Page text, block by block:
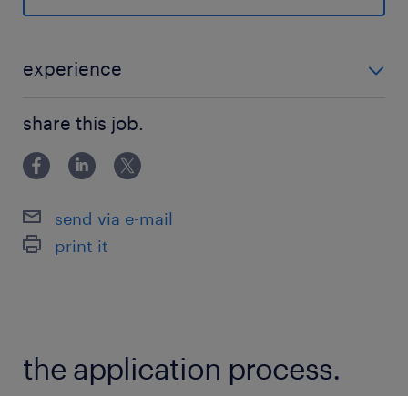
ご登録時の状況に合わせて様々な求人をご紹介い
詳しい職場環境については、面談時（お仕事のご
紹介時）にお伝えします！
信越本／長岡駅（車12分）
experience
務など、ご経験に応じたお仕事のご紹介が可能です！
◆ 「まずは登録だけ」という方も大歓迎です♪
share this job.
send via e-mail
print it
the application process.